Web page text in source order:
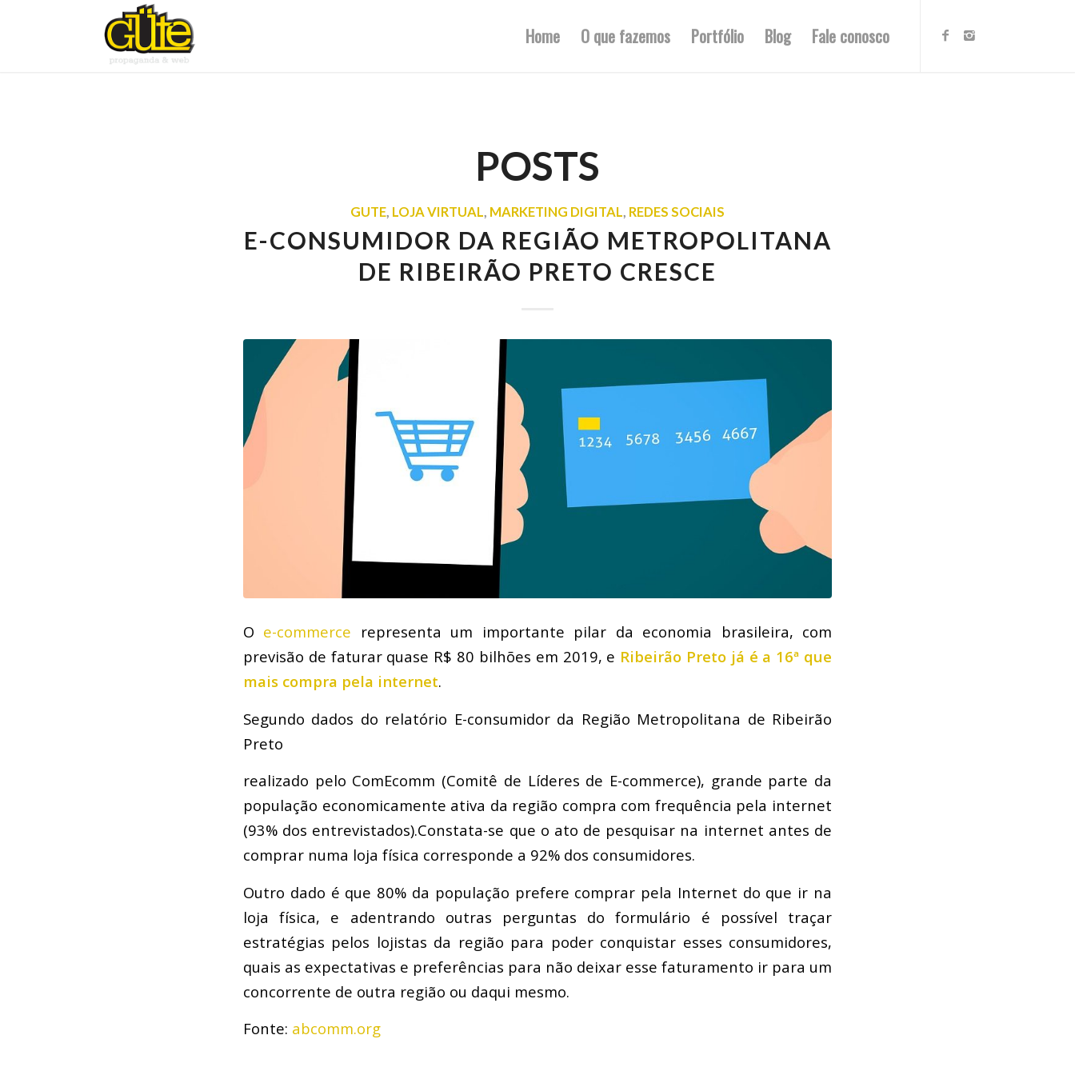
Home O que fazemos Portfólio Blog Fale conosco
POSTS
GUTE, LOJA VIRTUAL, MARKETING DIGITAL, REDES SOCIAIS
E-CONSUMIDOR DA REGIÃO METROPOLITANA
DE RIBEIRÃO PRETO CRESCE
O e-commerce representa um importante pilar da economia brasileira, com
previsão de faturar quase R$ 80 bilhões em 2019, e Ribeirão Preto já é a 16ª que
mais compra pela internet.
Segundo dados do relatório E-consumidor da Região Metropolitana de Ribeirão
Preto
realizado pelo ComEcomm (Comitê de Líderes de E-commerce), grande parte da
população economicamente ativa da região compra com frequência pela internet
(93% dos entrevistados).Constata-se que o ato de pesquisar na internet antes de
comprar numa loja física corresponde a 92% dos consumidores.
Outro dado é que 80% da população prefere comprar pela Internet do que ir na
loja física, e adentrando outras perguntas do formulário é possível traçar
estratégias pelos lojistas da região para poder conquistar esses consumidores,
quais as expectativas e preferências para não deixar esse faturamento ir para um
concorrente de outra região ou daqui mesmo.
Fonte: abcomm.org